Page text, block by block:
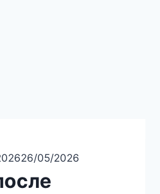
26/05/2026